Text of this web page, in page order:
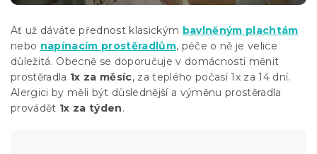
Ať už dáváte přednost klasickým bavlněným plachtám
nebo napínacím prostěradlům, péče o ně je velice
důležitá. Obecně se doporučuje v domácnosti měnit
prostěradla 1x za měsíc, za teplého počasí 1x za 14 dní.
Alergici by měli být důslednější a výměnu prostěradla
provádět 1x za týden.